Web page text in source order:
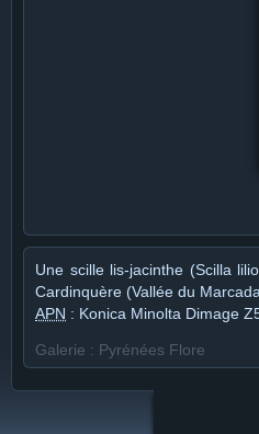
Une scille lis-jacinthe (Scilla
Cardinquère (Vallée du
APN : Konica Minolta Dimage
Galerie : Pyrénées Flore